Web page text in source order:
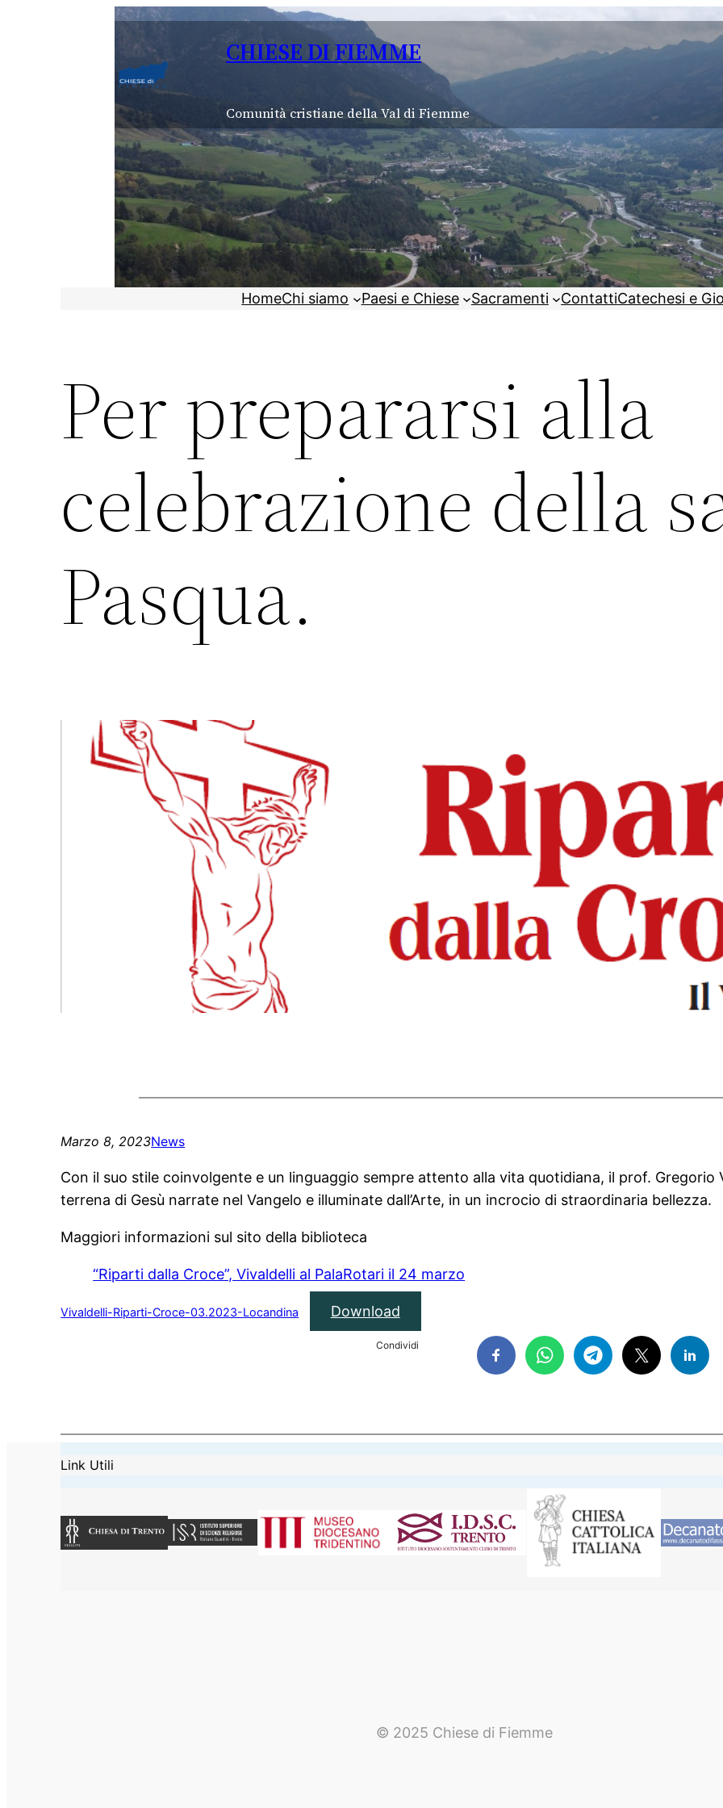
CHIESE DI FIEMME
Comunità cristiane della Val di Fiemme
HomeChi siamo Paesi e Chiese Sacramenti ContattiCatechesi e
Per prepararsi alla
celebrazione della
Pasqua.
Marzo 8, 2023News
Con il suo stile coinvolgente e un linguaggio sempre attento alla vita quotidiana, il prof.
terrena di Gesù narrate nel Vangelo e illuminate dall’Arte, in un incrocio di straordinaria bellezza.
Maggiori informazioni sul sito della biblioteca
“Riparti dalla Croce”, Vivaldelli al PalaRotari il 24 marzo
Vivaldelli-Riparti-Croce-03.2023-Locandina Download
Condividi
Link Utili
© 2025 Chiese di Fiemme